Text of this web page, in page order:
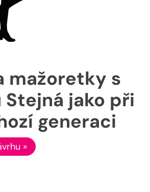
mažoretky s
Stejná jako při
generaci
»